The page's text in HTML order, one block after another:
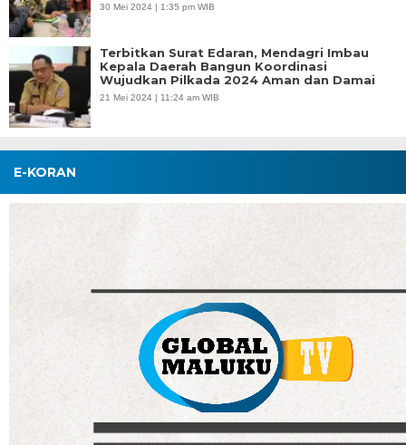
30 Mei 2024 | 1:35 pm WIB
Terbitkan Surat Edaran, Mendagri Imbau
Kepala Daerah Bangun Koordinasi
Wujudkan Pilkada 2024 Aman dan Damai
21 Mei 2024 | 11:24 am WIB
E-KORAN